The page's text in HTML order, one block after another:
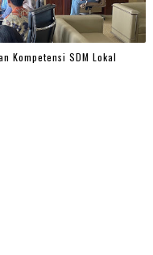
Kompetensi SDM Lokal